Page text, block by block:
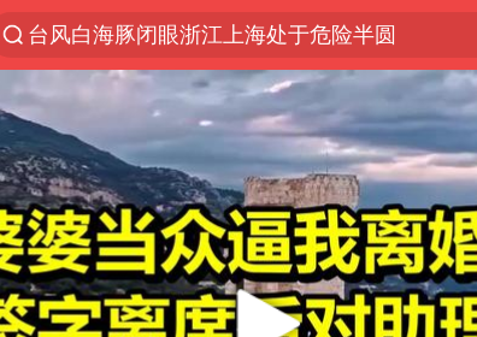
台风白海豚闭眼浙江上海处于危险半圆
香港宏福苑火灾或由烟头引起
四川宜宾市珙县发生3.4级地震
中国父女泰国骑摩托车坠崖1死1伤
网约车司机充电时猝死保险拒赔
周末打虎 宋致远被查
白海豚将正面袭击贯穿浙江